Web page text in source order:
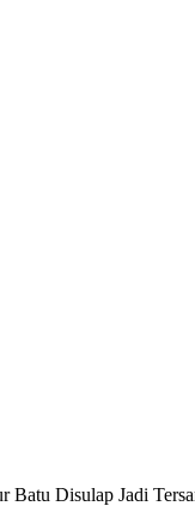
Batu Disulap Jadi